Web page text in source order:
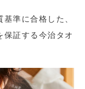
準に合格した、
保証する今治タオ